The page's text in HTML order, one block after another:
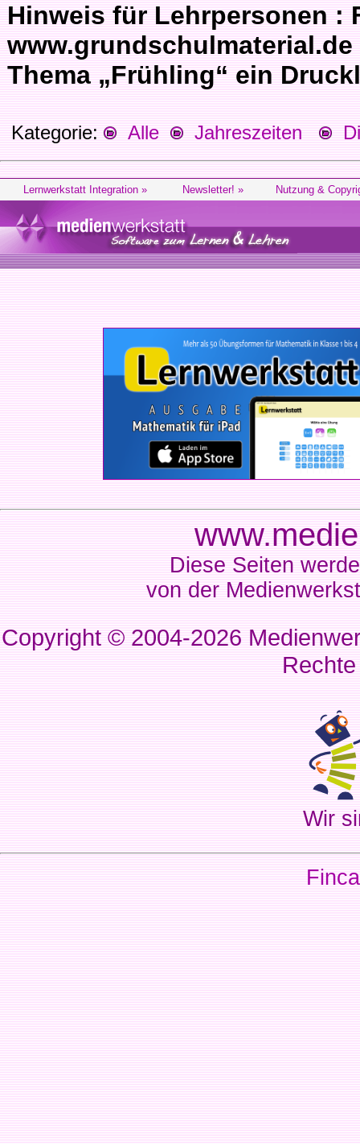
Hinweis für Lehrpersonen :
Thema „Frühling“ ein
Kategorie: Alle Jahreszeiten
Lernwerkstatt Integration » Newsletter! » Nutzung &
Diese Seiten
von der
Copyright © 2004-2026
Wir